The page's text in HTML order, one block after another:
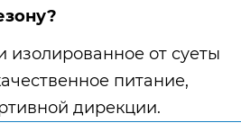
от суеты
питание,
дирекции.